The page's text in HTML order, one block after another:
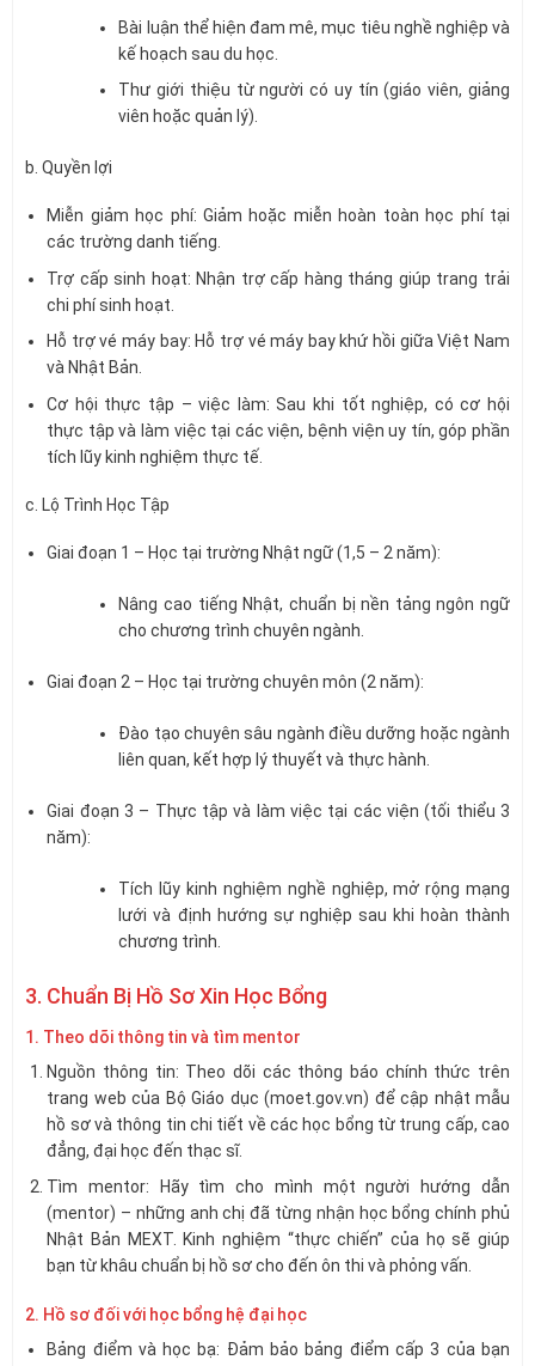
Bài luận thể hiện đam mê, mục tiêu nghề nghiệp và
kế hoạch sau du học.
Thư giới thiệu từ người có uy tín (giáo viên, giảng
viên hoặc quản lý).
b. Quyền lợi
Miễn giảm học phí: Giảm hoặc miễn hoàn toàn học phí tại
các trường danh tiếng.
Trợ cấp sinh hoạt: Nhận trợ cấp hàng tháng giúp trang trải
chi phí sinh hoạt.
Hỗ trợ vé máy bay: Hỗ trợ vé máy bay khứ hồi giữa Việt Nam
và Nhật Bản.
Cơ hội thực tập – việc làm: Sau khi tốt nghiệp, có cơ hội
thực tập và làm việc tại các viện, bệnh viện uy tín, góp phần
tích lũy kinh nghiệm thực tế.
c. Lộ Trình Học Tập
Giai đoạn 1 – Học tại trường Nhật ngữ (1,5 – 2 năm):
Nâng cao tiếng Nhật, chuẩn bị nền tảng ngôn ngữ
cho chương trình chuyên ngành.
Giai đoạn 2 – Học tại trường chuyên môn (2 năm):
Đào tạo chuyên sâu ngành điều dưỡng hoặc ngành
liên quan, kết hợp lý thuyết và thực hành.
Giai đoạn 3 – Thực tập và làm việc tại các viện (tối thiểu 3
năm):
Tích lũy kinh nghiệm nghề nghiệp, mở rộng mạng
lưới và định hướng sự nghiệp sau khi hoàn thành
chương trình.
3. Chuẩn Bị Hồ Sơ Xin Học Bổng
1. Theo dõi thông tin và tìm mentor
Nguồn thông tin: Theo dõi các thông báo chính thức trên
trang web của Bộ Giáo dục (moet.gov.vn) để cập nhật mẫu
hồ sơ và thông tin chi tiết về các học bổng từ trung cấp, cao
đẳng, đại học đến thạc sĩ.
Tìm mentor: Hãy tìm cho mình một người hướng dẫn
(mentor) – những anh chị đã từng nhận học bổng chính phủ
Nhật Bản MEXT. Kinh nghiệm “thực chiến” của họ sẽ giúp
bạn từ khâu chuẩn bị hồ sơ cho đến ôn thi và phỏng vấn.
2. Hồ sơ đối với học bổng hệ đại học
Bảng điểm và học bạ: Đảm bảo bảng điểm cấp 3 của bạn